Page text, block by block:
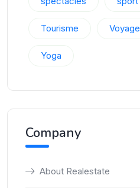
Tourisme Voyage
Yoga
Company
About Realestate